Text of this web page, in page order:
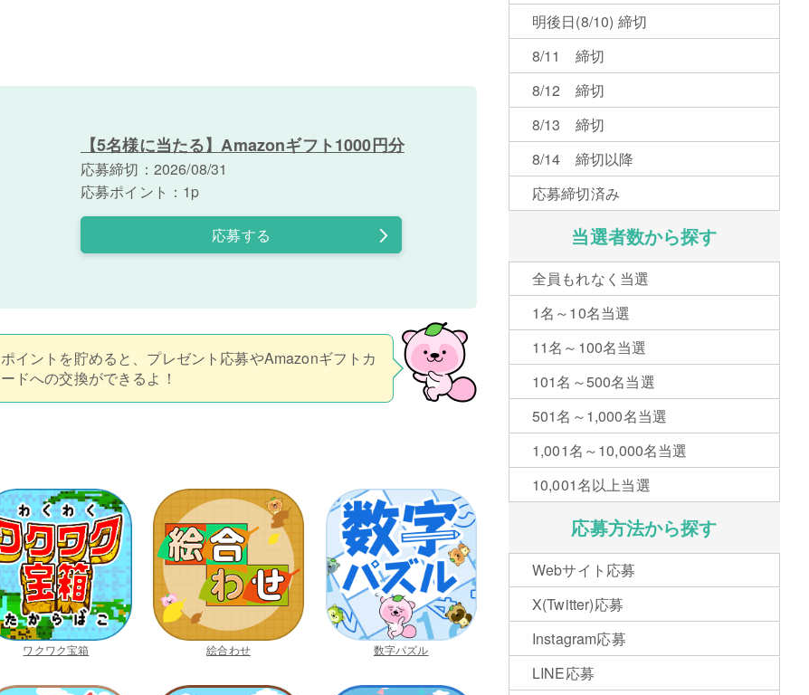
【5名様に当たる】Amazonギフト1000円分
応募締切：2026/08/31
応募ポイント：1p
応募する
ポイントを貯めると、プレゼント応募やAmazonギフトカ
ードへの交換ができるよ！
ワクワク宝箱 絵合わせ 数字パズル
明後日(8/10) 締切
8/11 締切
8/12 締切
8/13 締切
8/14 締切以降
応募締切済み
当選者数から探す
全員もれなく当選
1名～10名当選
11名～100名当選
101名～500名当選
501名～1,000名当選
1,001名～10,000名当選
10,001名以上当選
応募方法から探す
Webサイト応募
X(Twitter)応募
Instagram応募
LINE応募